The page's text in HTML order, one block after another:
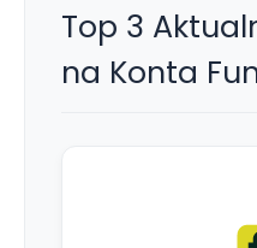
Top 3
na Konta